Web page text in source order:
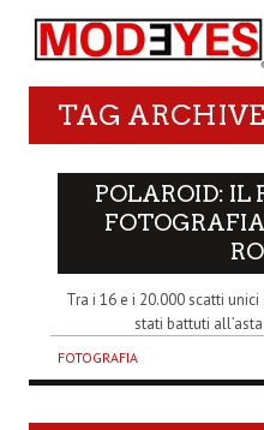
TAG
POLAROID: IL
Tra i 16 e i 20.000 scatti
stati battuti
FOTOGRAFIA